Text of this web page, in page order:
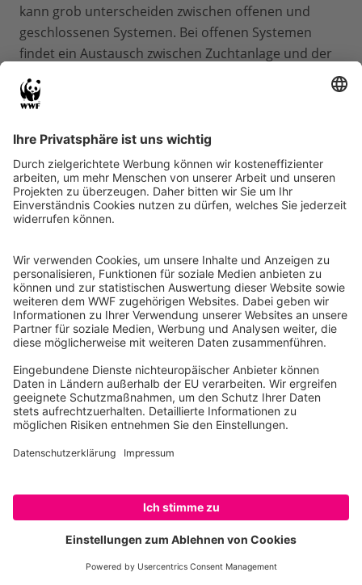
SPENDEN
kann grob unterscheiden zwischen offenen und
geschlossenen Systemen. Bei offenen Systemen
findet ein Austausch zwischen Zuchtanlage und der
Umwelt statt, während geschlossene Systeme von
der natürlichen Umgebung abgeschnitten sind.
Durchflusssysteme
Aus einem Fließgewässer wird Wasser in Rinnen
abgeleitet, wo die Fische gehalten werden. Nach
natürliche Gewässer zurückgeführt.
Zuchtarten:vor allem Forellen.
Auswirkungen:Bei schlechter Aufbereitung des
Wassers kann es zur Verschmutzung des natürlichen
Gewässers und zur Übertragung von Krankheiten
kommen. Hoher Energieaufwand.
Muschelkulturen
Muscheln wachsen in Hängekulturen an Netzen oder
an Seilen. In Bodenkulturen werden kleine Muscheln
auf ein vorher aufbereitetes Gebiet gebracht und